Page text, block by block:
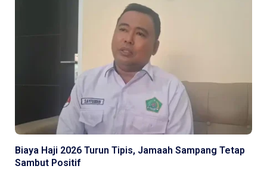
Biaya Haji 2026 Turun Tipis, Jamaah Sampang Tetap
Sambut Positif